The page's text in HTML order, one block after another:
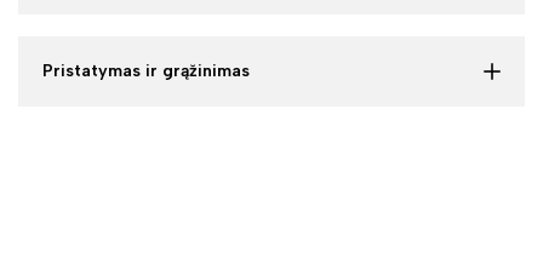
Pristatymas ir grąžinimas